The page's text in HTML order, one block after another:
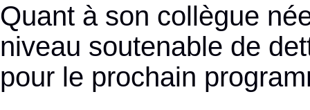
Quant à son collègue
niveau soutenable de
pour le prochain